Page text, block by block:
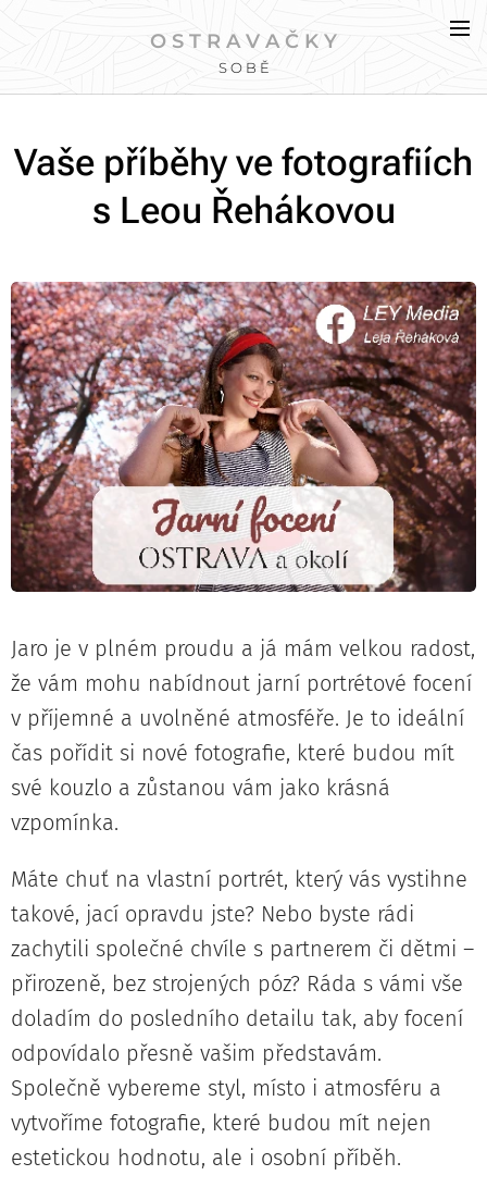
O S T R A V A Č K Y
S O B Ě
Vaše příběhy ve fotografiích
s Leou Řehákovou
Jaro je v plném proudu a já mám velkou radost,
že vám mohu nabídnout jarní portrétové focení
v příjemné a uvolněné atmosféře. Je to ideální
čas pořídit si nové fotografie, které budou mít
své kouzlo a zůstanou vám jako krásná
vzpomínka.
Máte chuť na vlastní portrét, který vás vystihne
takové, jací opravdu jste? Nebo byste rádi
zachytili společné chvíle s partnerem či dětmi –
přirozeně, bez strojených póz? Ráda s vámi vše
doladím do posledního detailu tak, aby focení
odpovídalo přesně vašim představám.
Společně vybereme styl, místo i atmosféru a
vytvoříme fotografie, které budou mít nejen
estetickou hodnotu, ale i osobní příběh.